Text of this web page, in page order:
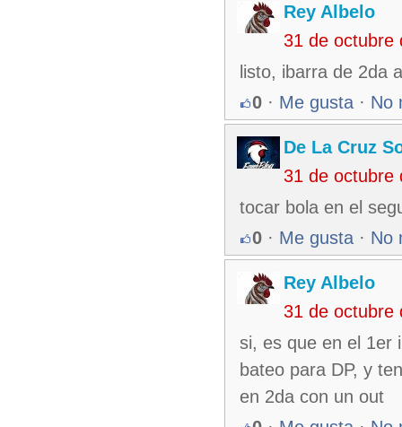
Rey Albelo
31 de octubre
listo, ibarra de 2da
0 · Me gusta · No
De La Cruz
31 de octubre
tocar bola en el
0 · Me gusta · No
Rey Albelo
31 de octubre
si, es que en el 1er
bateo para DP, y
en 2da con un out